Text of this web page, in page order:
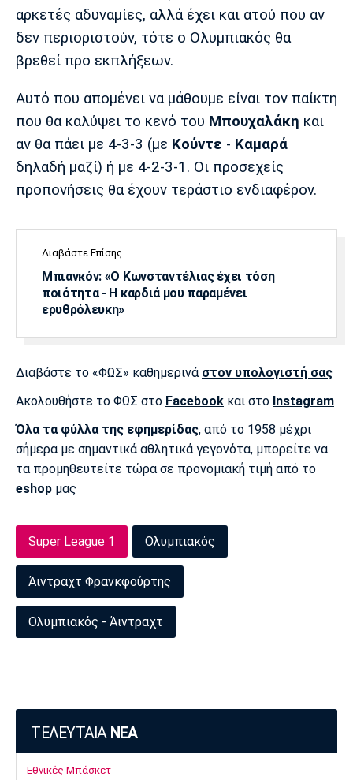
αρκετές αδυναμίες, αλλά έχει και ατού που αν
δεν περιοριστούν, τότε ο Ολυμπιακός θα
βρεθεί προ εκπλήξεων.
Αυτό που απομένει να μάθουμε είναι τον παίκτη
που θα καλύψει το κενό του Μπουχαλάκη και
αν θα πάει με 4-3-3 (με Κούντε - Καμαρά
δηλαδή μαζί) ή με 4-2-3-1. Οι προσεχείς
προπονήσεις θα έχουν τεράστιο ενδιαφέρον.
Διαβάστε Επίσης
Μπιανκόν: «Ο Κωνσταντέλιας έχει τόση
ποιότητα - Η καρδιά μου παραμένει
ερυθρόλευκη»
Διαβάστε το «ΦΩΣ» καθημερινά στον υπολογιστή σας
Ακολουθήστε το ΦΩΣ στο Facebook και στο Instagram
Όλα τα φύλλα της εφημερίδας, από το 1958 μέχρι
σήμερα με σημαντικά αθλητικά γεγονότα, μπορείτε να
τα προμηθευτείτε τώρα σε προνομιακή τιμή από το
eshop μας
Super League 1 Ολυμπιακός
Άιντραχτ Φρανκφούρτης
Ολυμπιακός - Άιντραχτ
ΤΕΛΕΥΤΑΙΑ ΝΕΑ
Εθνικές Μπάσκετ